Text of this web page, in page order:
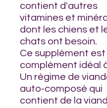
contient d'autres
vitamines et
dont les chiens et
chats ont besoin.
Ce supplément est
complément idéal
Un régime de
auto-composé qui
contient de la